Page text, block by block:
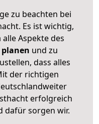
zu beachten bei
Es ist wichtig,
Aspekte des
planen und zu
dass alles
der richtigen
erfolgreich
dafür sorgen wir.